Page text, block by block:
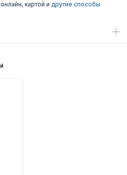
картой и другие способы